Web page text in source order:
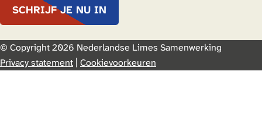
o
L
i
r
m
L
I
L
i
SCHRIJF JE NU IN
© Copyright 2026 Nederlandse Limes Samenwerking
Privacy statement Cookievoorkeuren